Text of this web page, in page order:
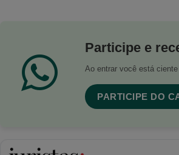
Participe e
Ao entrar você está
PARTICIPE DO